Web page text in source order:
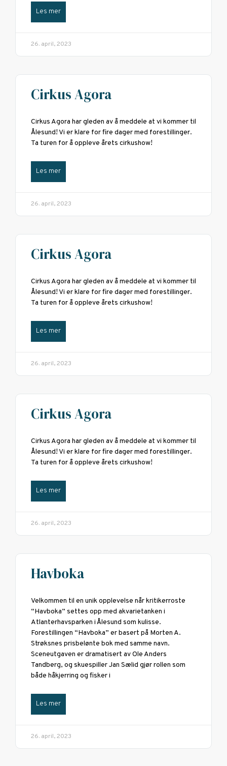
Les mer
26. april, 2023
Cirkus Agora
Cirkus Agora har gleden av å meddele at vi kommer til
Ålesund! Vi er klare for fire dager med forestillinger.
Ta turen for å oppleve årets cirkushow!
Les mer
26. april, 2023
Cirkus Agora
Cirkus Agora har gleden av å meddele at vi kommer til
Ålesund! Vi er klare for fire dager med forestillinger.
Ta turen for å oppleve årets cirkushow!
Les mer
26. april, 2023
Cirkus Agora
Cirkus Agora har gleden av å meddele at vi kommer til
Ålesund! Vi er klare for fire dager med forestillinger.
Ta turen for å oppleve årets cirkushow!
Les mer
26. april, 2023
Havboka
Velkommen til en unik opplevelse når kritikerroste
“Havboka” settes opp med akvarietanken i
Atlanterhavsparken i Ålesund som kulisse.
Forestillingen “Havboka” er basert på Morten A.
Strøksnes prisbelønte bok med samme navn.
Sceneutgaven er dramatisert av Ole Anders
Tandberg, og skuespiller Jan Sælid gjør rollen som
både håkjerring og fisker i
Les mer
26. april, 2023